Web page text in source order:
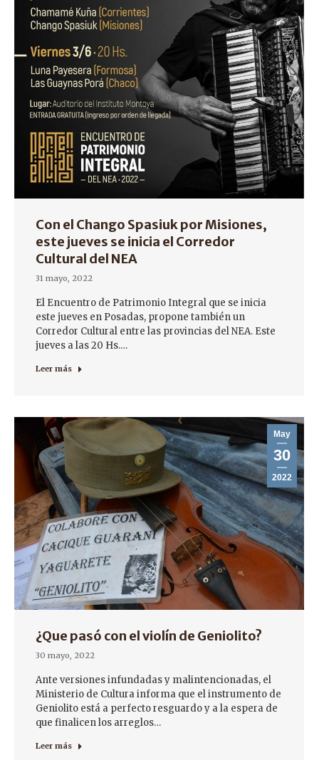
Con el Chango Spasiuk por Misiones,
este jueves se inicia el Corredor
Cultural del NEA
31 mayo, 2022
El Encuentro de Patrimonio Integral que se inicia
este jueves en Posadas, propone también un
Corredor Cultural entre las provincias del NEA. Este
jueves a las 20 Hs.…
Leer más
May
30
2022
¿Que pasó con el violín de Geniolito?
30 mayo, 2022
Ante versiones infundadas y malintencionadas, el
Ministerio de Cultura informa que el instrumento de
Geniolito está a perfecto resguardo y a la espera de
que finalicen los arreglos…
Leer más